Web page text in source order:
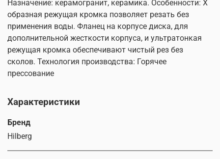
Назначение: керамогранит, керамика. Особенности: Х
образная режущая кромка позволяет резать без
применения воды. Фланец на корпусе диска, для
дополнительной жесткости корпуса, и ультратонкая
режущая кромка обеспечивают чистый рез без
сколов. Технология производства: Горячее
прессование
Характеристики
Бренд
Hilberg